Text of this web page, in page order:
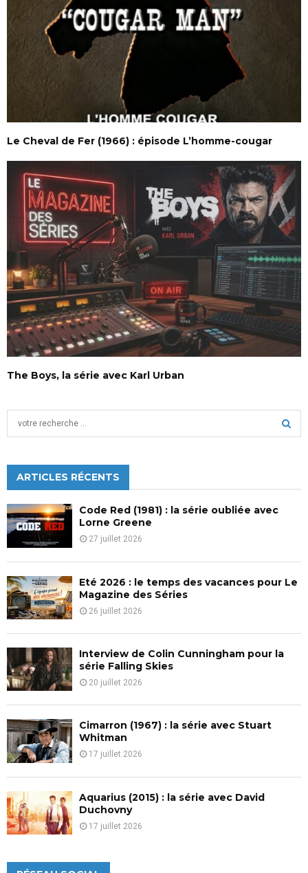
Le Cheval de Fer (1966) : épisode L’homme-cougar
The Boys, la série avec Karl Urban
h
f
o
r
:
C
H
ARTICLES RÉCENTS
Code Red (1981) : la série oubliée avec
Lorne Greene
27 juillet 2026
Eté 2026 : le temps des vacances pour Le
Magazine des Séries
26 juillet 2026
Interview de Colin Cunningham pour la
série Falling Skies
20 juillet 2026
Cimarron (1967) : la série avec Stuart
Whitman
17 juillet 2026
Aquarius (2015) : la série avec David
Duchovny
17 juillet 2026